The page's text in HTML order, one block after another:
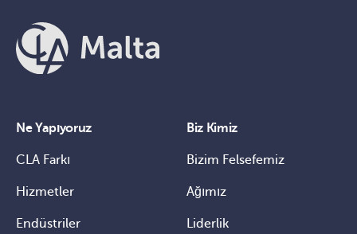
Ne Yapıyoruz
CLA Farkı
Hizmetler
Endüstriler
Biz Kimiz
Bizim Felsefemiz
Ağımız
Liderlik